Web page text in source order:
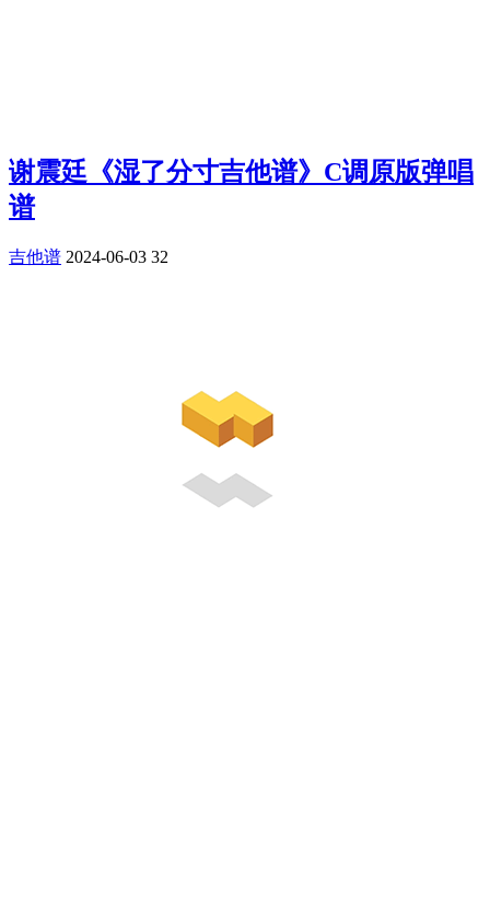
谢震廷《湿了分寸吉他谱》C调原版弹唱
谱
吉他谱 2024-06-03 32